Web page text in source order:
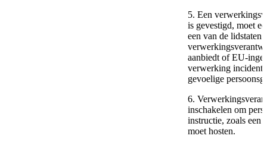
5. Een
is gevestigd, moet
een van de lidstaten
aanbiedt of EU-
verwerking
gevoelige
6.
inschakelen om
instructie, zoals een
moet hosten.